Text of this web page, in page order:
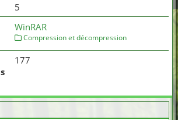
5
WinRAR
Compression et décompression
177